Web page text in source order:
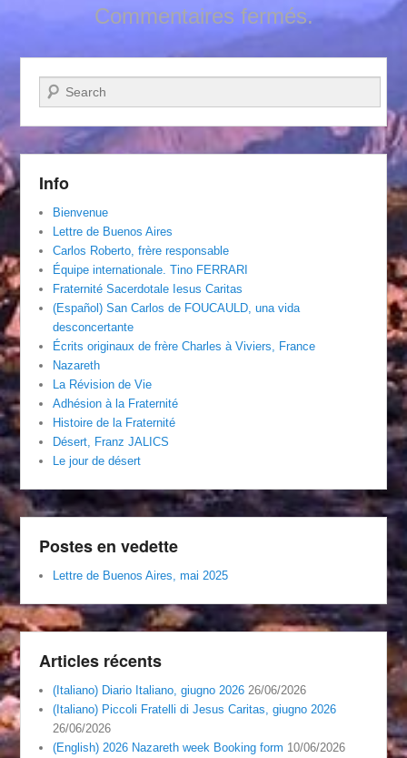
Commentaires fermés.
Recherche
Info
Bienvenue
Lettre de Buenos Aires
Carlos Roberto, frère responsable
Équipe internationale. Tino FERRARI
Fraternité Sacerdotale Iesus Caritas
(Español) San Carlos de FOUCAULD, una vida
desconcertante
Écrits originaux de frère Charles à Viviers, France
Nazareth
La Révision de Vie
Adhésion à la Fraternité
Histoire de la Fraternité
Désert, Franz JALICS
Le jour de désert
Postes en vedette
Lettre de Buenos Aires, mai 2025
Articles récents
(Italiano) Diario Italiano, giugno 2026 26/06/2026
(Italiano) Piccoli Fratelli di Jesus Caritas, giugno 2026
26/06/2026
(English) 2026 Nazareth week Booking form 10/06/2026